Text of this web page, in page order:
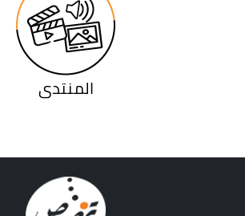
المنتدى